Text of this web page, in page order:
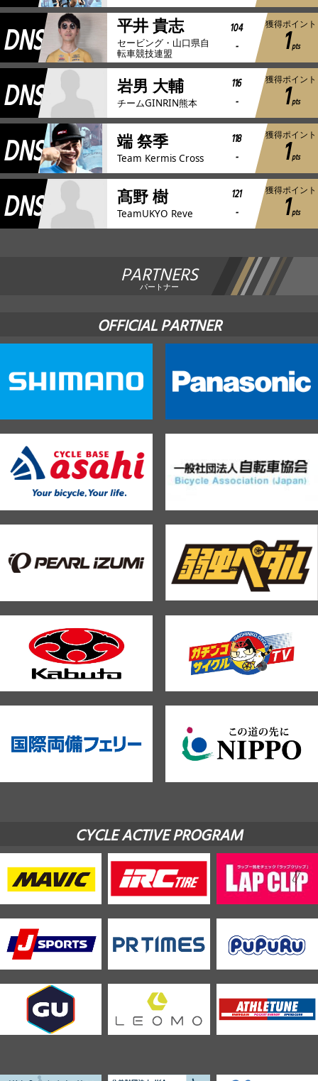
DNS 平井 貴志
セービング・山口県自
転車競技連盟
104
-
獲得ポイント
1pts
DNS 岩男 大輔
チームGINRIN熊本
116
-
獲得ポイント
1pts
DNS 端 祭季
Team Kermis Cross
118
-
獲得ポイント
1pts
DNS 髙野 樹
TeamUKYO Reve
121
-
獲得ポイント
1pts
PARTNERS
パートナー
OFFICIAL PARTNER
CYCLE ACTIVE PROGRAM